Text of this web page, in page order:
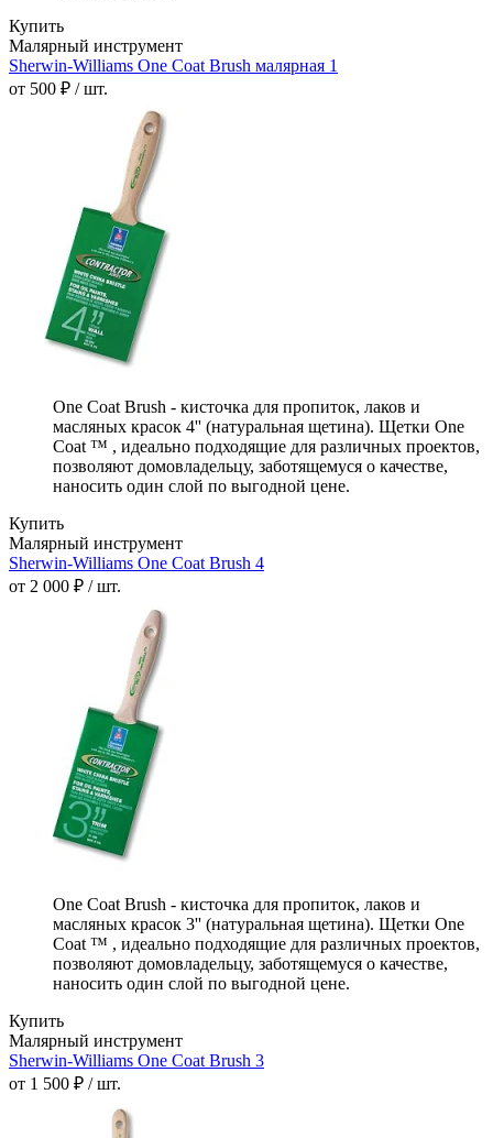
Купить
Малярный инструмент
Sherwin-Williams One Coat Brush малярная 1
от 500 ₽ / шт.
One Coat Brush - кисточка для пропиток, лаков и
масляных красок 4'' (натуральная щетина). Щетки One
Coat ™ , идеально подходящие для различных проектов,
позволяют домовладельцу, заботящемуся о качестве,
наносить один слой по выгодной цене.
Купить
Малярный инструмент
Sherwin-Williams One Coat Brush 4
от 2 000 ₽ / шт.
One Coat Brush - кисточка для пропиток, лаков и
масляных красок 3'' (натуральная щетина). Щетки One
Coat ™ , идеально подходящие для различных проектов,
позволяют домовладельцу, заботящемуся о качестве,
наносить один слой по выгодной цене.
Купить
Малярный инструмент
Sherwin-Williams One Coat Brush 3
от 1 500 ₽ / шт.